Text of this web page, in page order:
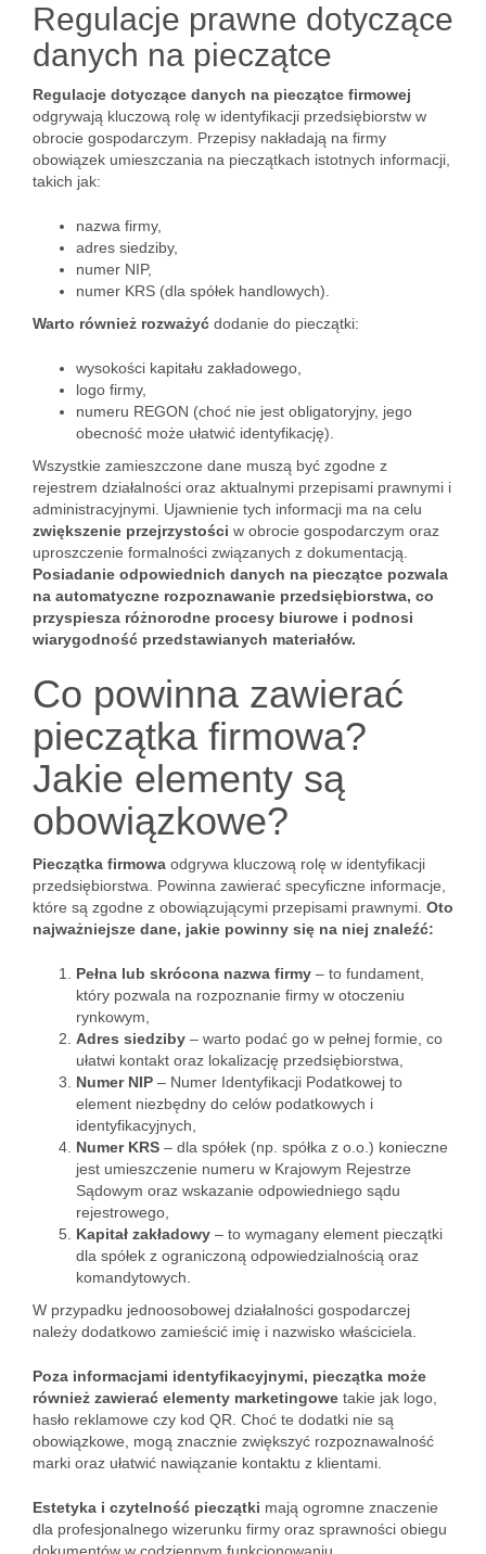
Regulacje prawne dotyczące
danych na pieczątce
Regulacje dotyczące danych na pieczątce firmowej
odgrywają kluczową rolę w identyfikacji przedsiębiorstw w
obrocie gospodarczym. Przepisy nakładają na firmy
obowiązek umieszczania na pieczątkach istotnych informacji,
takich jak:
nazwa firmy,
adres siedziby,
numer NIP,
numer KRS (dla spółek handlowych).
Warto również rozważyć dodanie do pieczątki:
wysokości kapitału zakładowego,
logo firmy,
numeru REGON (choć nie jest obligatoryjny, jego
obecność może ułatwić identyfikację).
Wszystkie zamieszczone dane muszą być zgodne z
rejestrem działalności oraz aktualnymi przepisami prawnymi i
administracyjnymi. Ujawnienie tych informacji ma na celu
zwiększenie przejrzystości w obrocie gospodarczym oraz
uproszczenie formalności związanych z dokumentacją.
Posiadanie odpowiednich danych na pieczątce pozwala
na automatyczne rozpoznawanie przedsiębiorstwa, co
przyspiesza różnorodne procesy biurowe i podnosi
wiarygodność przedstawianych materiałów.
Co powinna zawierać
pieczątka firmowa?
Jakie elementy są
obowiązkowe?
Pieczątka firmowa odgrywa kluczową rolę w identyfikacji
przedsiębiorstwa. Powinna zawierać specyficzne informacje,
które są zgodne z obowiązującymi przepisami prawnymi. Oto
najważniejsze dane, jakie powinny się na niej znaleźć:
Pełna lub skrócona nazwa firmy – to fundament,
który pozwala na rozpoznanie firmy w otoczeniu
rynkowym,
Adres siedziby – warto podać go w pełnej formie, co
ułatwi kontakt oraz lokalizację przedsiębiorstwa,
Numer NIP – Numer Identyfikacji Podatkowej to
element niezbędny do celów podatkowych i
identyfikacyjnych,
Numer KRS – dla spółek (np. spółka z o.o.) konieczne
jest umieszczenie numeru w Krajowym Rejestrze
Sądowym oraz wskazanie odpowiedniego sądu
rejestrowego,
Kapitał zakładowy – to wymagany element pieczątki
dla spółek z ograniczoną odpowiedzialnością oraz
komandytowych.
W przypadku jednoosobowej działalności gospodarczej
należy dodatkowo zamieścić imię i nazwisko właściciela.
Poza informacjami identyfikacyjnymi, pieczątka może
również zawierać elementy marketingowe takie jak logo,
hasło reklamowe czy kod QR. Choć te dodatki nie są
obowiązkowe, mogą znacznie zwiększyć rozpoznawalność
marki oraz ułatwić nawiązanie kontaktu z klientami.
Estetyka i czytelność pieczątki mają ogromne znaczenie
dla profesjonalnego wizerunku firmy oraz sprawności obiegu